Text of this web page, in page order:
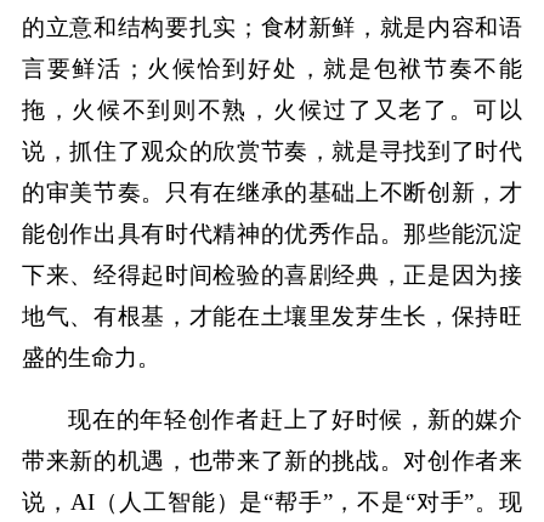
的立意和结构要扎实；食材新鲜，就是内容和语
言要鲜活；火候恰到好处，就是包袱节奏不能
拖，火候不到则不熟，火候过了又老了。可以
说，抓住了观众的欣赏节奏，就是寻找到了时代
的审美节奏。只有在继承的基础上不断创新，才
能创作出具有时代精神的优秀作品。那些能沉淀
下来、经得起时间检验的喜剧经典，正是因为接
地气、有根基，才能在土壤里发芽生长，保持旺
盛的生命力。
现在的年轻创作者赶上了好时候，新的媒介
带来新的机遇，也带来了新的挑战。对创作者来
说，AI（人工智能）是“帮手”，不是“对手”。现